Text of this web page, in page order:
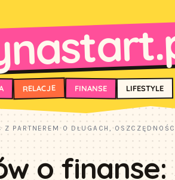
RELACJE FINANSE LIFESTYLE
PARTNEREM O DŁUGACH,
o finanse: